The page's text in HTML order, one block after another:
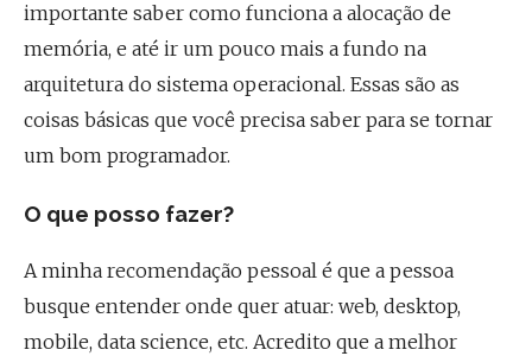
importante saber como funciona a alocação de
memória, e até ir um pouco mais a fundo na
arquitetura do sistema operacional. Essas são as
coisas básicas que você precisa saber para se tornar
um bom programador.
O que posso fazer?
A minha recomendação pessoal é que a pessoa
busque entender onde quer atuar: web, desktop,
mobile, data science, etc. Acredito que a melhor